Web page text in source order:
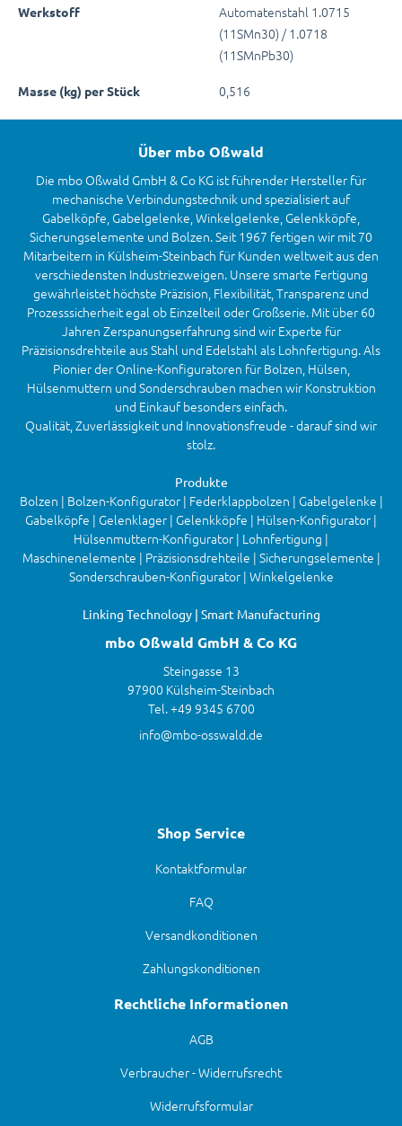
Werkstoff
Automatenstahl 1.0715
(11SMn30) / 1.0718
(11SMnPb30)
Masse (kg) per Stück 0,516
Über mbo Oßwald
Die mbo Oßwald GmbH & Co KG ist führender Hersteller für
mechanische Verbindungstechnik und spezialisiert auf
Gabelköpfe, Gabelgelenke, Winkelgelenke, Gelenkköpfe,
Sicherungselemente und Bolzen. Seit 1967 fertigen wir mit 70
Mitarbeitern in Külsheim-Steinbach für Kunden weltweit aus den
verschiedensten Industriezweigen. Unsere smarte Fertigung
gewährleistet höchste Präzision, Flexibilität, Transparenz und
Prozesssicherheit egal ob Einzelteil oder Großserie. Mit über 60
Jahren Zerspanungserfahrung sind wir Experte für
Präzisionsdrehteile aus Stahl und Edelstahl als Lohnfertigung. Als
Pionier der Online-Konfiguratoren für Bolzen, Hülsen,
Hülsenmuttern und Sonderschrauben machen wir Konstruktion
und Einkauf besonders einfach.
Qualität, Zuverlässigkeit und Innovationsfreude - darauf sind wir
stolz.
Produkte
Bolzen | Bolzen-Konfigurator | Federklappbolzen | Gabelgelenke |
Gabelköpfe | Gelenklager | Gelenkköpfe | Hülsen-Konfigurator |
Hülsenmuttern-Konfigurator | Lohnfertigung |
Maschinenelemente | Präzisionsdrehteile | Sicherungselemente |
Sonderschrauben-Konfigurator | Winkelgelenke
Linking Technology | Smart Manufacturing
mbo Oßwald GmbH & Co KG
Steingasse 13
97900 Külsheim-Steinbach
Tel. +49 9345 6700
info@mbo-osswald.de
Shop Service
Kontaktformular
FAQ
Versandkonditionen
Zahlungskonditionen
Rechtliche Informationen
AGB
Verbraucher - Widerrufsrecht
Widerrufsformular